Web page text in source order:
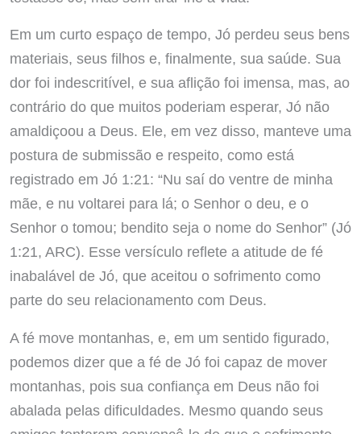
Em um curto espaço de tempo, Jó perdeu seus bens
materiais, seus filhos e, finalmente, sua saúde. Sua
dor foi indescritível, e sua aflição foi imensa, mas, ao
contrário do que muitos poderiam esperar, Jó não
amaldiçoou a Deus. Ele, em vez disso, manteve uma
postura de submissão e respeito, como está
registrado em Jó 1:21: “Nu saí do ventre de minha
mãe, e nu voltarei para lá; o Senhor o deu, e o
Senhor o tomou; bendito seja o nome do Senhor” (Jó
1:21, ARC). Esse versículo reflete a atitude de fé
inabalável de Jó, que aceitou o sofrimento como
parte do seu relacionamento com Deus.
A fé move montanhas, e, em um sentido figurado,
podemos dizer que a fé de Jó foi capaz de mover
montanhas, pois sua confiança em Deus não foi
abalada pelas dificuldades. Mesmo quando seus